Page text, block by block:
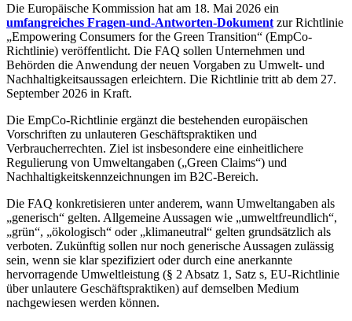
Die Europäische Kommission hat am 18. Mai 2026 ein
umfangreiches Fragen-und-Antworten-Dokument zur Richtlinie
„Empowering Consumers for the Green Transition“ (EmpCo-
Richtlinie) veröffentlicht. Die FAQ sollen Unternehmen und
Behörden die Anwendung der neuen Vorgaben zu Umwelt- und
Nachhaltigkeitsaussagen erleichtern. Die Richtlinie tritt ab dem 27.
September 2026 in Kraft.
Die EmpCo-Richtlinie ergänzt die bestehenden europäischen
Vorschriften zu unlauteren Geschäftspraktiken und
Verbraucherrechten. Ziel ist insbesondere eine einheitlichere
Regulierung von Umweltangaben („Green Claims“) und
Nachhaltigkeitskennzeichnungen im B2C-Bereich.
Die FAQ konkretisieren unter anderem, wann Umweltangaben als
„generisch“ gelten. Allgemeine Aussagen wie „umweltfreundlich“,
„grün“, „ökologisch“ oder „klimaneutral“ gelten grundsätzlich als
verboten. Zukünftig sollen nur noch generische Aussagen zulässig
sein, wenn sie klar spezifiziert oder durch eine anerkannte
hervorragende Umweltleistung (§ 2 Absatz 1, Satz s, EU-Richtlinie
über unlautere Geschäftspraktiken) auf demselben Medium
nachgewiesen werden können.